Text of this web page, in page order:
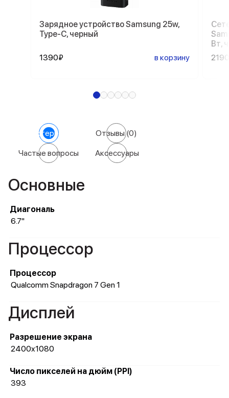
Зарядное устройство Samsung 25w,
Type-C, черный
1390₽ в корзину
Вт,
Характеристики Отзывы(0)
Частые вопросы Аксессуары
Основные
Диагональ
6.7"
Процессор
Процессор
Qualcomm Snapdragon 7 Gen 1
Дисплей
Разрешение экрана
2400x1080
Число пикселей на дюйм (PPI)
393